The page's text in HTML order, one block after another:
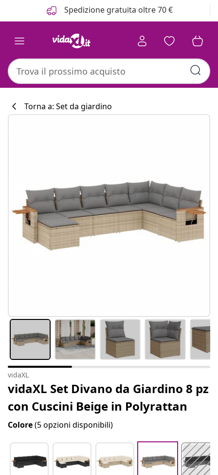
Spedizione gratuita oltre 70 €
Torna a: Set da giardino
vidaXL
vidaXL Set Divano da Giardino 8 pz
con Cuscini Beige in Polyrattan
Colore(5 opzioni disponibili)